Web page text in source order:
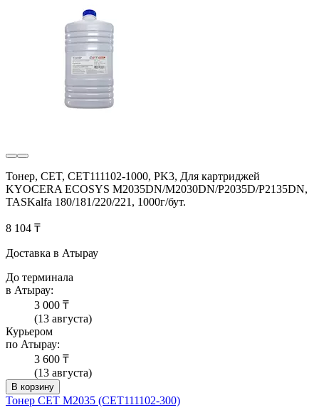
Тонер, CET, CET111102-1000, PK3, Для картриджей
KYOCERA ECOSYS M2035DN/M2030DN/P2035D/P2135DN,
TASKalfa 180/181/220/221, 1000г/бут.
8 104 ₸
Доставка в Атырау
До терминала
в Атырау:
3 000 ₸
(13 августа)
Курьером
по Атырау:
3 600 ₸
(13 августа)
В корзину
Тонер CET M2035 (CET111102-300)